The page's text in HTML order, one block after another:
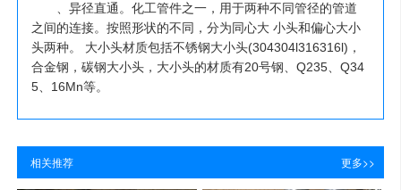
、异径直通。化工管件之一，用于两种不同管径的管道
之间的连接。按照形状的不同，分为同心大 小头和偏心大小
头两种。 大小头材质包括不锈钢大小头(304304l316316l)，
合金钢，碳钢大小头，大小头的材质有20号钢、Q235、Q34
5、16Mn等。
相关推荐 更多>>